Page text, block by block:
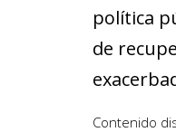
política
de
Contenido